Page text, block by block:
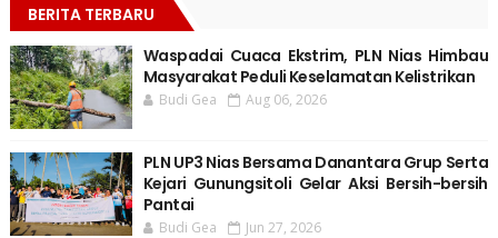
BERITA TERBARU
Waspadai Cuaca Ekstrim, PLN Nias Himbau
Masyarakat Peduli Keselamatan Kelistrikan
Budi Gea Aug 06, 2026
PLN UP3 Nias Bersama Danantara Grup Serta
Kejari Gunungsitoli Gelar Aksi Bersih-bersih
Pantai
Budi Gea Jun 27, 2026